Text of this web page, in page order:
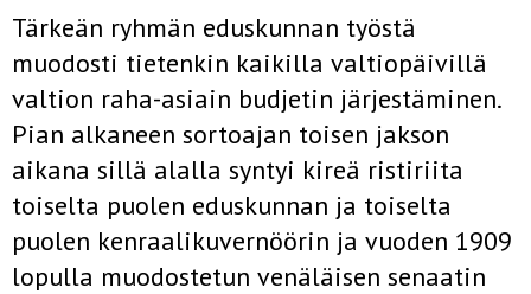
Tärkeän ryhmän eduskunnan työstä
muodosti tietenkin kaikilla valtiopäivillä
valtion raha-asiain budjetin järjestäminen.
Pian alkaneen sor­toajan toisen jakson
aikana sillä alalla syntyi kireä ristiriita
toiselta puo­len eduskunnan ja toiselta
puolen kenraalikuvernöörin ja vuoden 1909
lopulla muodostetun venäläisen senaatin